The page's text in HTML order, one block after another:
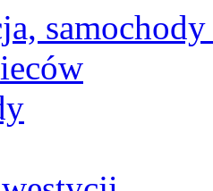
samochody